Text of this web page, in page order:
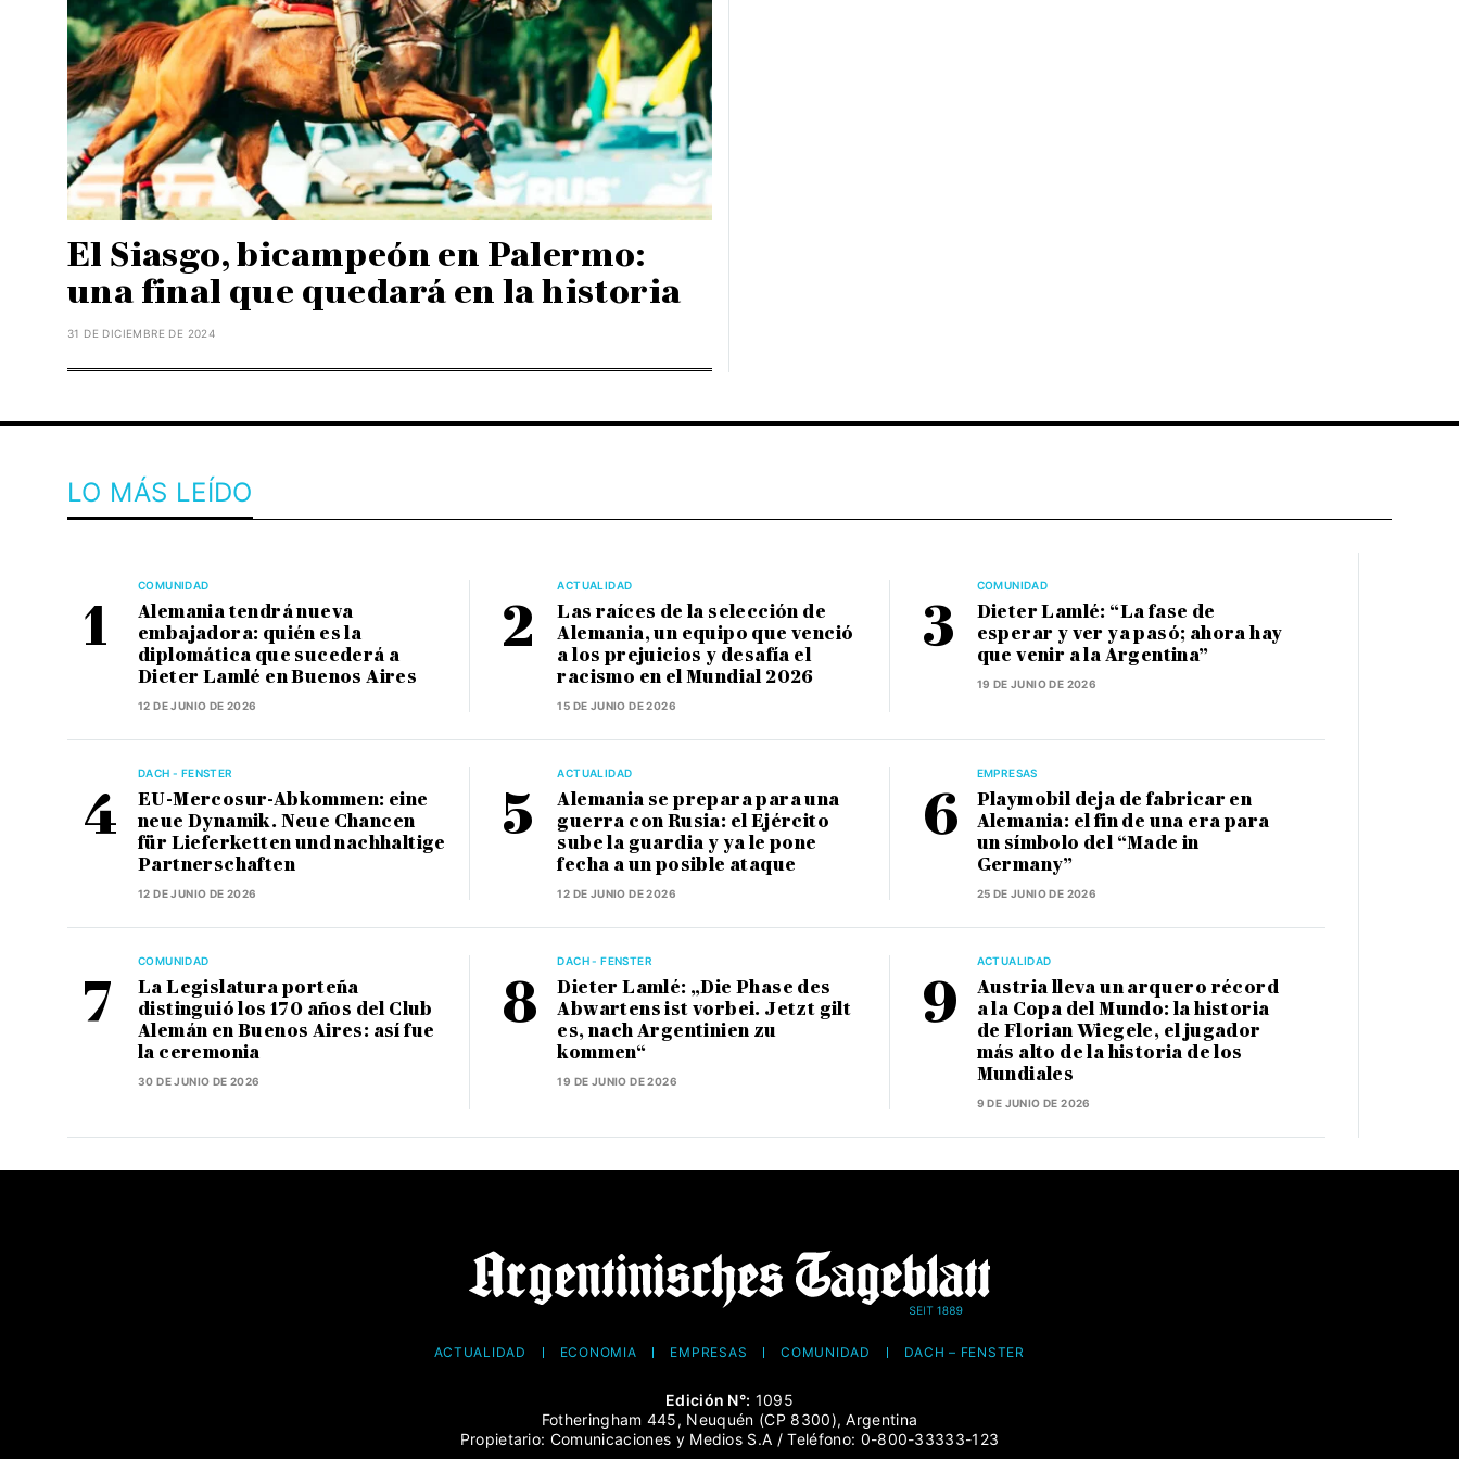
El Siasgo, bicampeón en Palermo:
una final que quedará en la historia
31 DE DICIEMBRE DE 2024
LO MÁS LEÍDO
COMUNIDAD
Alemania tendrá nueva
embajadora: quién es la
diplomática que sucederá a
Dieter Lamlé en Buenos Aires
12 DE JUNIO DE 2026
ACTUALIDAD
Las raíces de la selección de
Alemania, un equipo que venció
a los prejuicios y desafía el
racismo en el Mundial 2026
15 DE JUNIO DE 2026
COMUNIDAD
Dieter Lamlé: “La fase de
esperar y ver ya pasó; ahora hay
que venir a la Argentina”
19 DE JUNIO DE 2026
DACH - FENSTER
EU-Mercosur-Abkommen: eine
neue Dynamik. Neue Chancen
für Lieferketten und nachhaltige
Partnerschaften
12 DE JUNIO DE 2026
ACTUALIDAD
Alemania se prepara para una
guerra con Rusia: el Ejército
sube la guardia y ya le pone
fecha a un posible ataque
12 DE JUNIO DE 2026
EMPRESAS
Playmobil deja de fabricar en
Alemania: el fin de una era para
un símbolo del “Made in
Germany”
25 DE JUNIO DE 2026
COMUNIDAD
La Legislatura porteña
distinguió los 170 años del Club
Alemán en Buenos Aires: así fue
la ceremonia
30 DE JUNIO DE 2026
DACH - FENSTER
Dieter Lamlé: „Die Phase des
Abwartens ist vorbei. Jetzt gilt
es, nach Argentinien zu
kommen“
19 DE JUNIO DE 2026
ACTUALIDAD
Austria lleva un arquero récord
a la Copa del Mundo: la historia
de Florian Wiegele, el jugador
más alto de la historia de los
Mundiales
9 DE JUNIO DE 2026
ACTUALIDAD ECONOMÍA EMPRESAS COMUNIDAD DACH – FENSTER
Edición N°: 1095
Fotheringham 445, Neuquén (CP 8300), Argentina
Propietario: Comunicaciones y Medios S.A / Teléfono: 0-800-33333-123